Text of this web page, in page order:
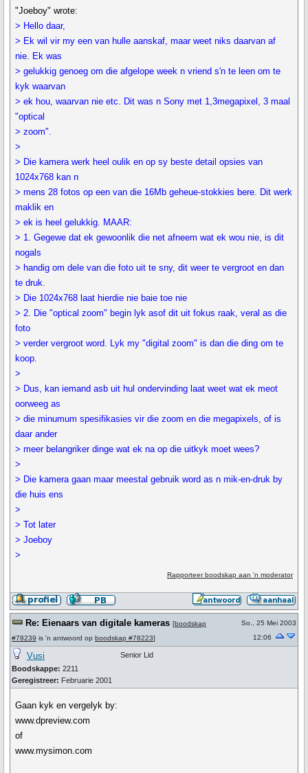
"Joeboy" wrote:
> Hello daar,
> Ek wil vir my een van hulle aanskaf, maar weet niks daarvan af
nie. Ek was
> gelukkig genoeg om die afgelope week n vriend s'n te leen om te
kyk waarvan
> ek hou, waarvan nie etc. Dit was n Sony met 1,3megapixel, 3 maal
"optical
> zoom".
>
> Die kamera werk heel oulik en op sy beste detail opsies van
1024x768 kan n
> mens 28 fotos op een van die 16Mb geheue-stokkies bere. Dit werk
maklik en
> ek is heel gelukkig. MAAR:
> 1. Gegewe dat ek gewoonlik die net afneem wat ek wou nie, is dit
nogals
> handig om dele van die foto uit te sny, dit weer te vergroot en dan
te druk.
> Die 1024x768 laat hierdie nie baie toe nie
> 2. Die "optical zoom" begin lyk asof dit uit fokus raak, veral as die
foto
> verder vergroot word. Lyk my "digital zoom" is dan die ding om te
koop.
>
> Dus, kan iemand asb uit hul ondervinding laat weet wat ek meot
oorweeg as
> die minumum spesifikasies vir die zoom en die megapixels, of is
daar ander
> meer belangriker dinge wat ek na op die uitkyk moet wees?
>
> Die kamera gaan maar meestal gebruik word as n mik-en-druk by
die huis ens
>
> Tot later
> Joeboy
>
Rapporteer boodskap aan 'n moderator
Re: Eienaars van digitale kameras [boodskap
#78239 is 'n antwoord op boodskap #78223]
So., 25 Mei 2003
12:06
Vusi
Boodskappe: 2211
Geregistreer: Februarie 2001
Senior Lid
Gaan kyk en vergelyk by:
www.dpreview.com
of
www.mysimon.com